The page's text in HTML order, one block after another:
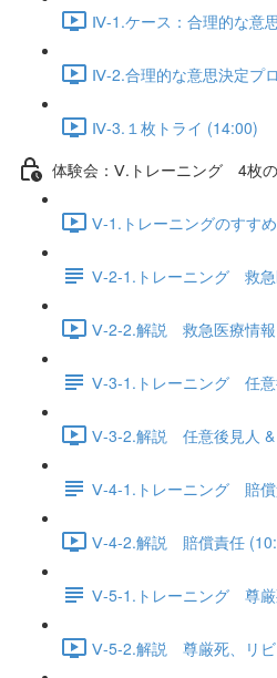
Ⅳ-1.ケース：合理的な意
Ⅳ-2.合理的な意思決定プ
Ⅳ-3.１枚トライ (14:00)
体験会：Ⅴ.トレーニング 4枚
Ⅴ-1.トレーニングのすす
Ⅴ-2-1.トレーニング 救急
Ⅴ-2-2.解説 救急医療情
Ⅴ-3-1.トレーニング 任意
Ⅴ-3-2.解説 任意後見人 &
Ⅴ-4-1.トレーニング 賠
Ⅴ-4-2.解説 賠償責任
Ⅴ-5-1.トレーニング 尊厳
Ⅴ-5-2.解説 尊厳死、リビ